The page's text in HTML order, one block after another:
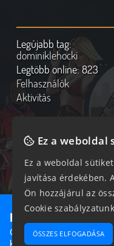
Legújabb tag:
dominiklehocki
Legtöbb online:823
Felhasználók
Aktivitás
Online felhasználók
272 vendég, 0 tag
2026 ©
Ne maradj le
Csatlakozz most hozzánk,
közösséghez tartozni!
Ez a weboldal
Ez a weboldal
javítása érdekében.
Ön hozzájárul az
Cookie
ÖSSZES ELFOGADÁSA